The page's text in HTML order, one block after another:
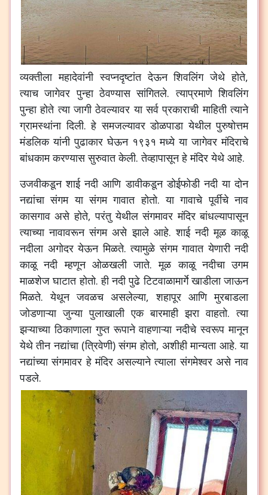
व्यक्तीला महादेवांनी स्वप्नदृष्टांत देऊन शिवलिंग जेथे होते,
त्याच जागेवर पुन्हा ठेवण्यास सांगितले.त्याप्रमाणे शिवलिंग
पुन्हा होते त्या जागी ठेवल्यावर या सर्व प्रकाराची माहिती त्याने
ग्रामस्थांना दिली.हे समजल्यावर डोळपाडा येथील पुरुषोत्तम
मंडलिक यांनी पुढाकार घेऊन १९३१ मध्ये या जागेवर मंदिराचे
बांधकाम करण्यास सुरुवात केली.तेव्हापासून हे मंदिर येथे आहे.
उजवीकडून शाई नदी आणि डावीकडून डोईफोडी नदी या दोन
नद्यांचा संगम या संगम गावात होतो.या गावाचे पूर्वीचे नाव
कासगाव असे होते,परंतु येथील संगमावर मंदिर बांधल्यापासून
त्याच्या नावावरून संगम असे झाले आहे.शाई नदी मूळ काळू
नदीला अगोदर येऊन मिळते.त्यामुळे संगम गावात येणारी नदी
काळू नदी म्हणून ओळखली जाते.मूळ काळू नदीचा उगम
माळशेज घाटात होतो.ही नदी पुढे टिटवाळामार्गे खाडीला जाऊन
मिळते.येथून जवळच असलेल्या,शहापूर आणि मुरबाडला
जोडणाऱ्या जुन्या पुलाखाली एक बारमाही झरा वाहतो.त्या
झऱ्याच्या ठिकाणाला गुप्त रूपाने वाहणाऱ्या नदीचे स्वरूप मानून
येथे तीन नद्यांचा(त्रिवेणी)संगम होतो,अशीही मान्यता आहे.या
नद्यांच्या संगमावर हे मंदिर असल्याने त्याला संगमेश्वर असे नाव
पडले.